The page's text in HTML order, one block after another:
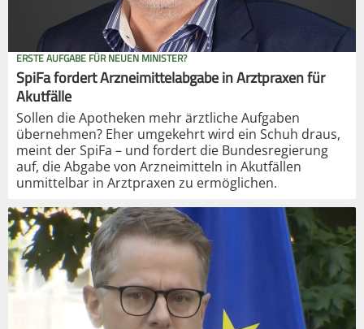
ERSTE AUFGABE FÜR NEUEN MINISTER?
SpiFa fordert Arzneimittelabgabe in Arztpraxen für
Akutfälle
Sollen die Apotheken mehr ärztliche Aufgaben
übernehmen? Eher umgekehrt wird ein Schuh draus,
meint der SpiFa – und fordert die Bundesregierung
auf, die Abgabe von Arzneimitteln in Akutfällen
unmittelbar in Arztpraxen zu ermöglichen.